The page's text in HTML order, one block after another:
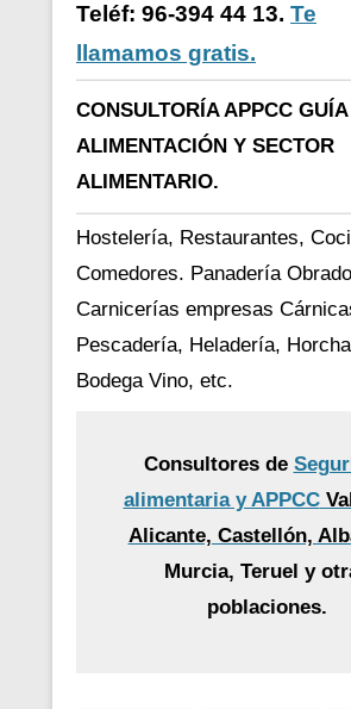
Teléf: 96-394 44 13. Te
llamamos gratis.
CONSULTORÍA APPCC GUÍA
ALIMENTACIÓN Y SECTOR
ALIMENTARIO.
Hostelería, Restaurantes,
Comedores. Panadería
Carnicerías empresas
Pescadería, Heladería,
Bodega Vino, etc.
Consultores de
alimentaria y APPCC
Alicante, Castellón,
Murcia, Teruel y
poblaciones.